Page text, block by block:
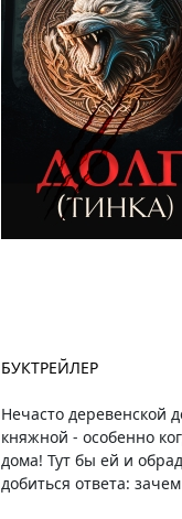
БУКТРЕЙЛЕР
Нечасто деревенской
княжной - особенно
дома! Тут бы ей и
добиться ответа: